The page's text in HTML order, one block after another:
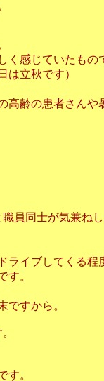
く感じていたもの
立秋です）
齢の患者さん
員同士が気兼ね
ライブしてくる程
す。
ですから。
す。